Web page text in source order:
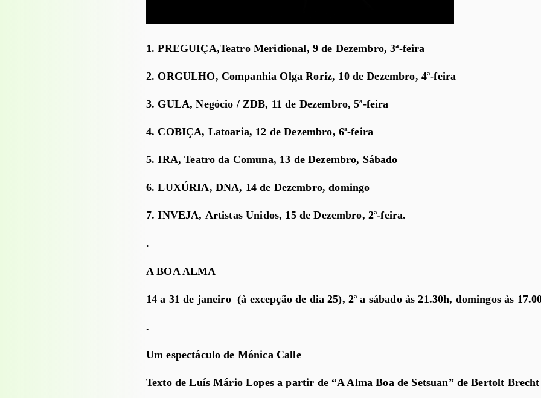
1. PREGUIÇA,Teatro Meridional, 9 de Dezembro, 3ª-feira
2. ORGULHO, Companhia Olga Roriz, 10 de Dezembro, 4ª-feira
3. GULA, Negócio / ZDB, 11 de Dezembro, 5ª-feira
4. COBIÇA, Latoaria, 12 de Dezembro, 6ª-feira
5. IRA, Teatro da Comuna, 13 de Dezembro, Sábado
6. LUXÚRIA, DNA, 14 de Dezembro, domingo
7. INVEJA, Artistas Unidos, 15 de Dezembro, 2ª-feira.
.
A BOA ALMA
14 a 31 de janeiro (à excepção de dia 25), 2ª a sábado às 21.30h, domingos às
.
Um espectáculo de Mónica Calle
Texto de Luís Mário Lopes a partir de “A Alma Boa de Setsuan” de Bertolt Brecht